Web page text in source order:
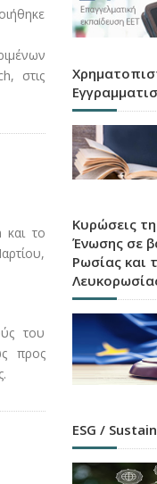
στις
το
του
προς
Κυρώσεις
Ένωσης σε
Ρωσίας και
ESG /